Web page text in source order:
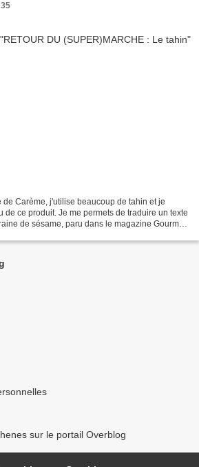
de Carème, j'utilise beaucoup de tahin et je
de ce produit. Je me permets de traduire un texte
de sésame, paru dans le magazine Gourmet
sur le portail Overblog